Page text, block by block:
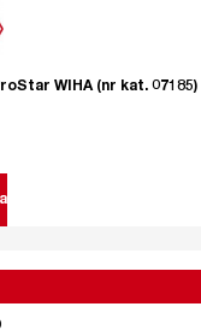
WIHA (nr kat. 07185)